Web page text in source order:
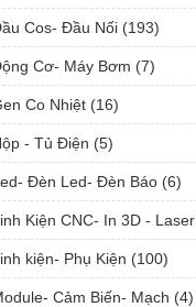
Cos- Đầu Nối (193)
Cơ- Máy Bơm (7)
Co Nhiệt (16)
- Tủ Điện (5)
Đèn Led- Đèn Báo (6)
Kiện CNC- In 3D - Laser
kiện- Phụ Kiện (100)
Cảm Biến- Mạch (4)